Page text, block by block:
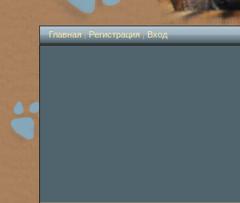
Главная|Регистрация|Вход